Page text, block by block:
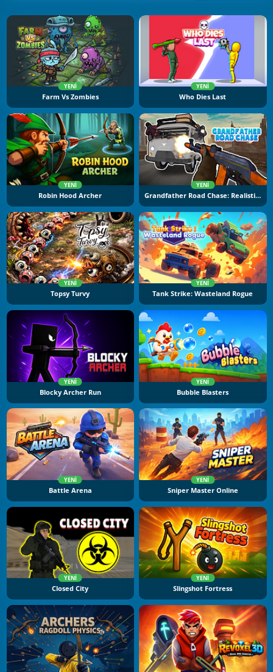
YENI
Farm Vs Zombies
YENI
Who Dies Last
YENI
Robin Hood Archer
YENI
Grandfather Road Chase: Realistic Shooter
YENI
Topsy Turvy
YENI
Tank Strike: Wasteland Rogue
YENI
Blocky Archer Run
YENI
Bubble Blasters
YENI
Battle Arena
YENI
Sniper Master Online
YENI
Closed City
YENI
Slingshot Fortress